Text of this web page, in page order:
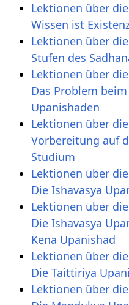
Lektionen über
Wissen ist
Lektionen über
Stufen des
Lektionen über
Das Problem
Upanishaden
Lektionen über
Vorbereitung auf
Studium
Lektionen über
Die Ishavasya
Lektionen über
Die Ishavasya
Kena Upanishad
Lektionen über
Die Taittiriya
Lektionen über